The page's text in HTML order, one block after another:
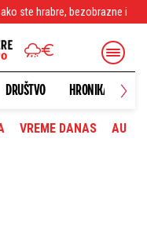
Karleušini bezobrazni
DRUŠTVO HRONIKA
VREME DANAS